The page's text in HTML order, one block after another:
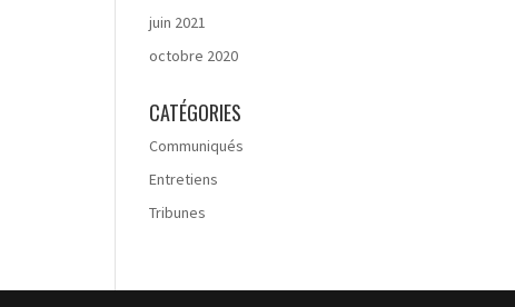
juin 2021
octobre 2020
CATÉGORIES
Communiqués
Entretiens
Tribunes